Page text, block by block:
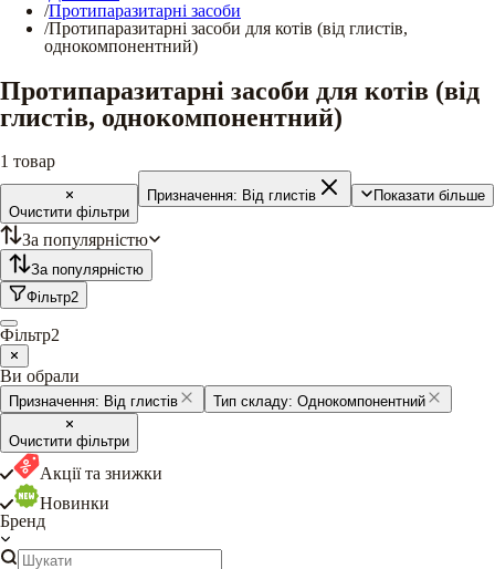
/Протипаразитарні засоби
/Протипаразитарні засоби для котів (від глистів,
однокомпонентний)
Протипаразитарні засоби для котів (від
глистів, однокомпонентний)
1 товар
Очистити фільтри
Призначення: Від глистів Показати більше
За популярністю
За популярністю
Фільтр2
Фільтр2
Ви обрали
Призначення: Від глистів Тип складу: Однокомпонентний
Очистити фільтри
Акції та знижки
Новинки
Бренд